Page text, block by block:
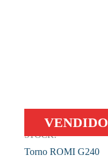
VENDIDO
STOCK:
Torno ROMI G240